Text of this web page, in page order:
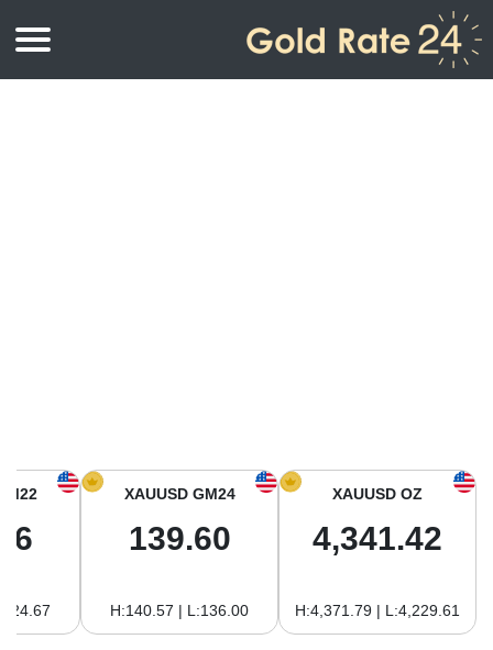
أسعار الذهب في أمريكا الجنوبية
XAUUSD OZ
4,341.42
H:4,371.79 | L:4,229.61
XAUUSD GM24
139.60
H:140.57 | L:136.00